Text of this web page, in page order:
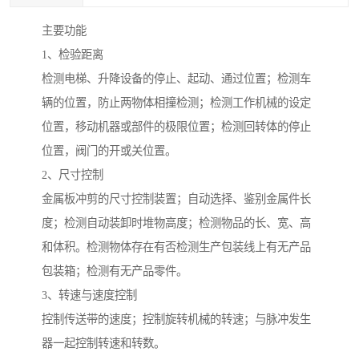
主要功能
1、检验距离
检测电梯、升降设备的停止、起动、通过位置；检测车
辆的位置，防止两物体相撞检测；检测工作机械的设定
位置，移动机器或部件的极限位置；检测回转体的停止
位置，阀门的开或关位置。
2、尺寸控制
金属板冲剪的尺寸控制装置；自动选择、鉴别金属件长
度；检测自动装卸时堆物高度；检测物品的长、宽、高
和体积。检测物体存在有否检测生产包装线上有无产品
包装箱；检测有无产品零件。
3、转速与速度控制
控制传送带的速度；控制旋转机械的转速；与脉冲发生
器一起控制转速和转数。